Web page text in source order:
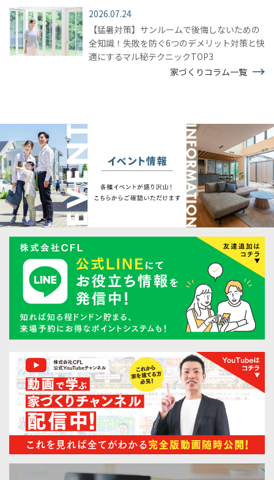
2026.07.24
【猛暑対策】サンルームで後悔しないための
全知識！失敗を防ぐ6つのデメリット対策と快
適にするマル秘テクニックTOP3
家づくりコラム一覧